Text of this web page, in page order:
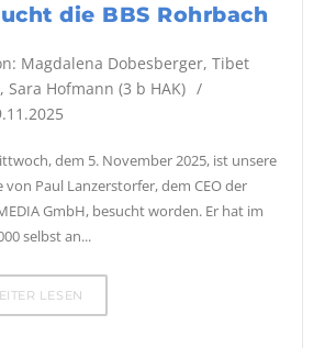
die BBS Rohrbach
Magdalena Dobesberger, Tibet
Sara Hofmann (3 b HAK)
dem 5. November 2025, ist unsere
von Paul Lanzerstorfer, dem CEO der
GmbH, besucht worden. Er hat im
selbst an...
LESEN